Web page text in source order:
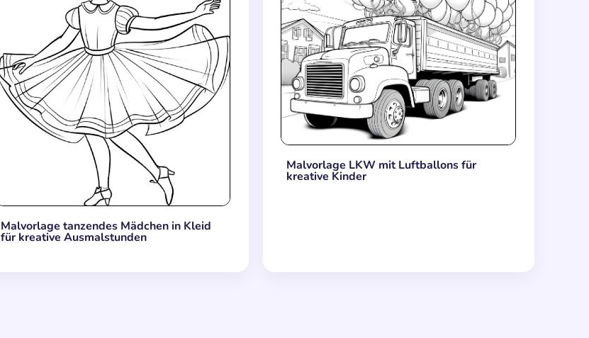
Malvorlage tanzendes Mädchen in Kleid
für kreative Ausmalstunden
Malvorlage LKW mit Luftballons für
kreative Kinder